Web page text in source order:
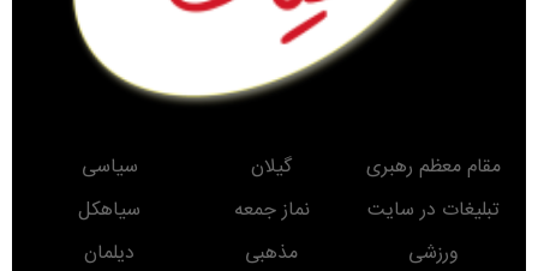
مقام معظم رهبری گیلان
سیاسی
تبلیغات در سایت
نماز جمعه
سیاهکل
ورزشی
مذهبی
دیلمان